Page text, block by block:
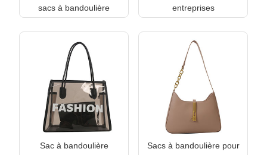
sacs à bandoulière
entreprises
Sac à bandoulière
Sacs à bandoulière pour